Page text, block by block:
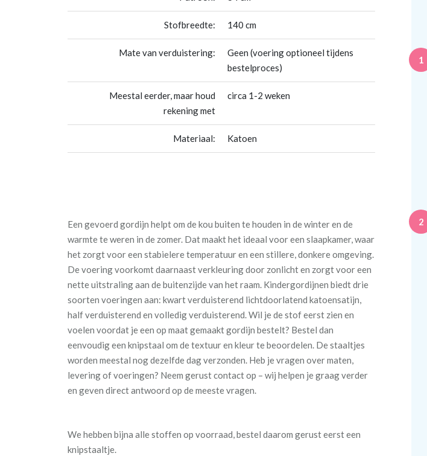
Stofbreedte: 140 cm
Mate van verduistering:
Geen (voering optioneel tijdens
bestelproces)
Meestal eerder, maar houd
rekening met
circa 1-2 weken
Materiaal: Katoen
Een gevoerd gordijn helpt om de kou buiten te houden in de winter en de
warmte te weren in de zomer. Dat maakt het ideaal voor een slaapkamer, waar
het zorgt voor een stabielere temperatuur en een stillere, donkere omgeving.
De voering voorkomt daarnaast verkleuring door zonlicht en zorgt voor een
nette uitstraling aan de buitenzijde van het raam. Kindergordijnen biedt drie
soorten voeringen aan: kwart verduisterend lichtdoorlatend katoensatijn,
half verduisterend en volledig verduisterend. Wil je de stof eerst zien en
voelen voordat je een op maat gemaakt gordijn bestelt? Bestel dan
eenvoudig een knipstaal om de textuur en kleur te beoordelen. De staaltjes
worden meestal nog dezelfde dag verzonden. Heb je vragen over maten,
levering of voeringen? Neem gerust contact op – wij helpen je graag verder
en geven direct antwoord op de meeste vragen.
We hebben bijna alle stoffen op voorraad, bestel daarom gerust eerst een
knipstaaltje.
1
2